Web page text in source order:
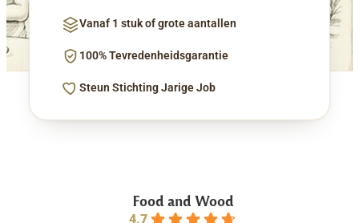
Vanaf 1 stuk of grote aantallen
100% Tevredenheidsgarantie
Steun Stichting Jarige Job
Food and Wood
4.7